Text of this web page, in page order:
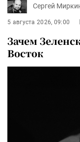
Сергей
5 августа 2026, 09:00
Зачем
Восток